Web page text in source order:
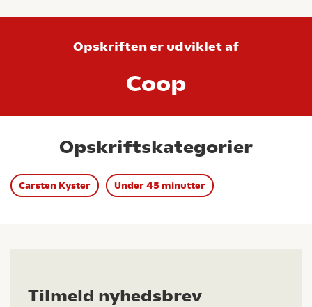
Opskriften er udviklet af
Coop
Opskriftskategorier
Carsten Kyster Under 45 minutter
Tilmeld nyhedsbrev